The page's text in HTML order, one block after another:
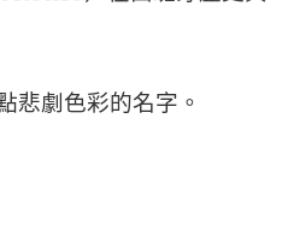
悲劇色彩的名字。